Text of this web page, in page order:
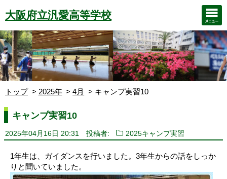
大阪府立汎愛高等学校
トップ 2025年 4月 キャンプ実習10
キャンプ実習10
2025年04月16日 20:31 投稿者: 2025キャンプ実習
1年生は、ガイダンスを行いました。3年生からの話をしっか
りと聞いていました。